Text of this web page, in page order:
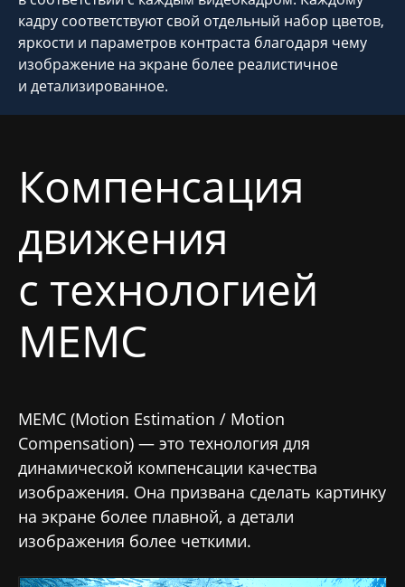
кадру соответствуют свой отдельный набор цветов,
яркости и параметров контраста благодаря чему
изображение на экране более реалистичное
и детализированное.
Компенсация
движения
с технологией
MEMC
MEMC (Motion Estimation / Motion
Compensation) — это технология для
динамической компенсации качества
изображения. Она призвана сделать картинку
на экране более плавной, а детали
изображения более четкими.